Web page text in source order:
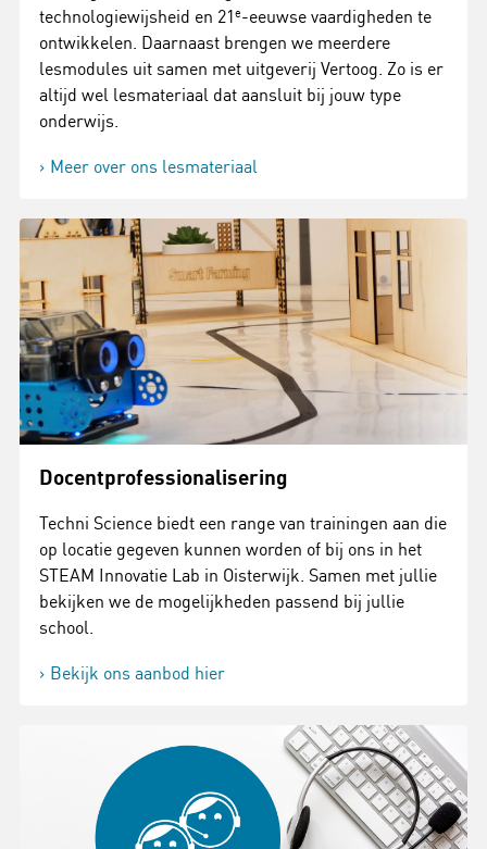
technologiewijsheid en 21e-eeuwse vaardigheden te
ontwikkelen. Daarnaast brengen we meerdere
lesmodules uit samen met uitgeverij Vertoog. Zo is er
altijd wel lesmateriaal dat aansluit bij jouw type
onderwijs.
Meer over ons lesmateriaal
Docentprofessionalisering
Techni Science biedt een range van trainingen aan die
op locatie gegeven kunnen worden of bij ons in het
STEAM Innovatie Lab in Oisterwijk. Samen met jullie
bekijken we de mogelijkheden passend bij jullie
school.
Bekijk ons aanbod hier